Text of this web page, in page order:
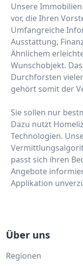
Unsere
vor, die Ihren
Umfangreiche
Ausstattung,
Ähnlichem
Wunschobjekt.
Durchforsten
gehört somit der
Sie sollen nur
Dazu nutzt
Technologien.
passt sich ihren
Angebote
Applikation
Über uns
Regionen